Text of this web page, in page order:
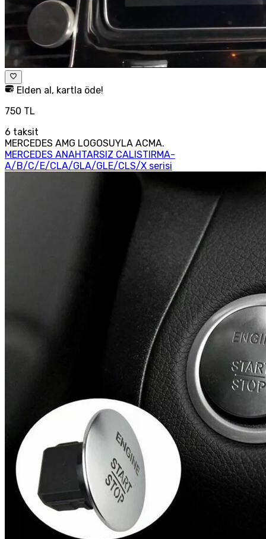
Elden al, kartla öde!
750 TL
6 taksit
MERCEDES AMG LOGOSUYLA ACMA.
MERCEDES ANAHTARSIZ CALISTIRMA-
A/B/C/E/CLA/GLA/GLE/CLS/X serisi